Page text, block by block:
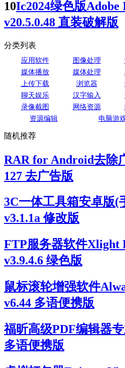
10Ic2024绿色版Adobe
v20.5.0.48 直装破解版
分类列表
应用软件 图像处理
媒体播放
媒体处理
上传下载
浏览器
聊天娱乐
汉字输入
录像截图
网络资源
资源编辑
电脑游
随机推荐
RAR for Android去除
127 去广告版
3C一体工具箱安卓版(
v3.1.1a 修改版
FTP服务器软件Xlight
v3.9.4.6 绿色版
鼠标滚轮增强软件
v6.44 多语便携版
福昕高级PDF编辑器专
多语便携版